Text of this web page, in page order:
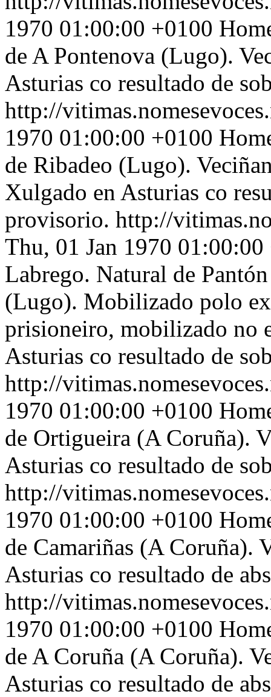
1970 01:00:00 +0100
de A Pontenova (Lugo).
Asturias co resultado de
http://
1970 01:00:00 +0100
de Ribadeo (Lugo).
Xulgado en Asturias co
provisorio. http://
Thu, 01 Jan 1970 01:00:00
Labrego. Natural de
(Lugo). Mobilizado polo
prisioneiro, mobilizado no
Asturias co resultado de
http://
1970 01:00:00 +0100
de Ortigueira (A Coruña).
Asturias co resultado de
http://
1970 01:00:00 +0100
de Camariñas (A Coruña).
Asturias co resultado de
http://
1970 01:00:00 +0100
de A Coruña (A Coruña).
Asturias co resultado de